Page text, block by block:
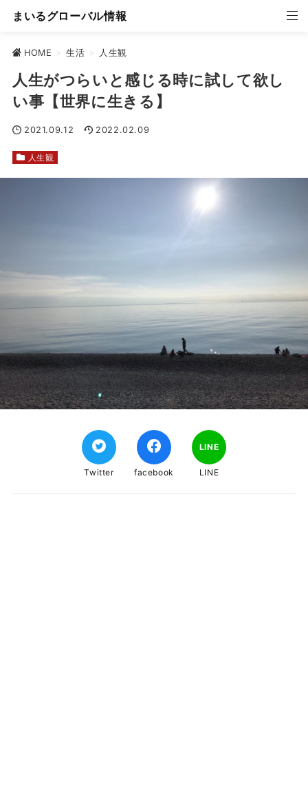
まいるグローバル情報
HOME > 生活 > 人生観
人生がつらいと感じる時に試して欲し
い事【世界に生きる】
2021.09.12 2022.02.09
人生観
Twitter facebook
LINE
LINE